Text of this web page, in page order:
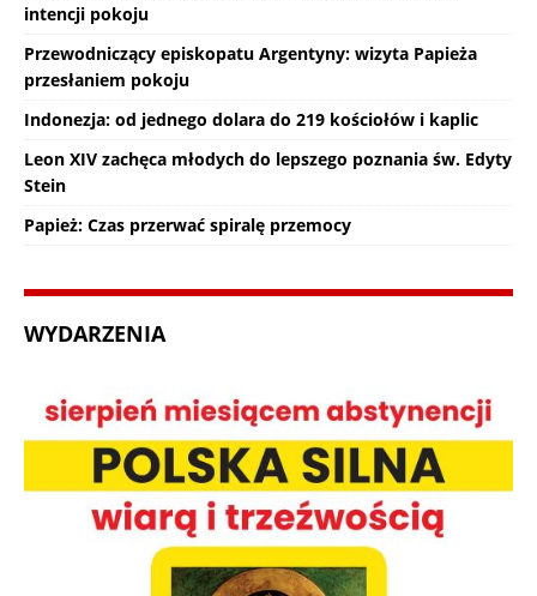
intencji pokoju
Przewodniczący episkopatu Argentyny: wizyta Papieża
przesłaniem pokoju
Indonezja: od jednego dolara do 219 kościołów i kaplic
Leon XIV zachęca młodych do lepszego poznania św. Edyty
Stein
Papież: Czas przerwać spiralę przemocy
WYDARZENIA